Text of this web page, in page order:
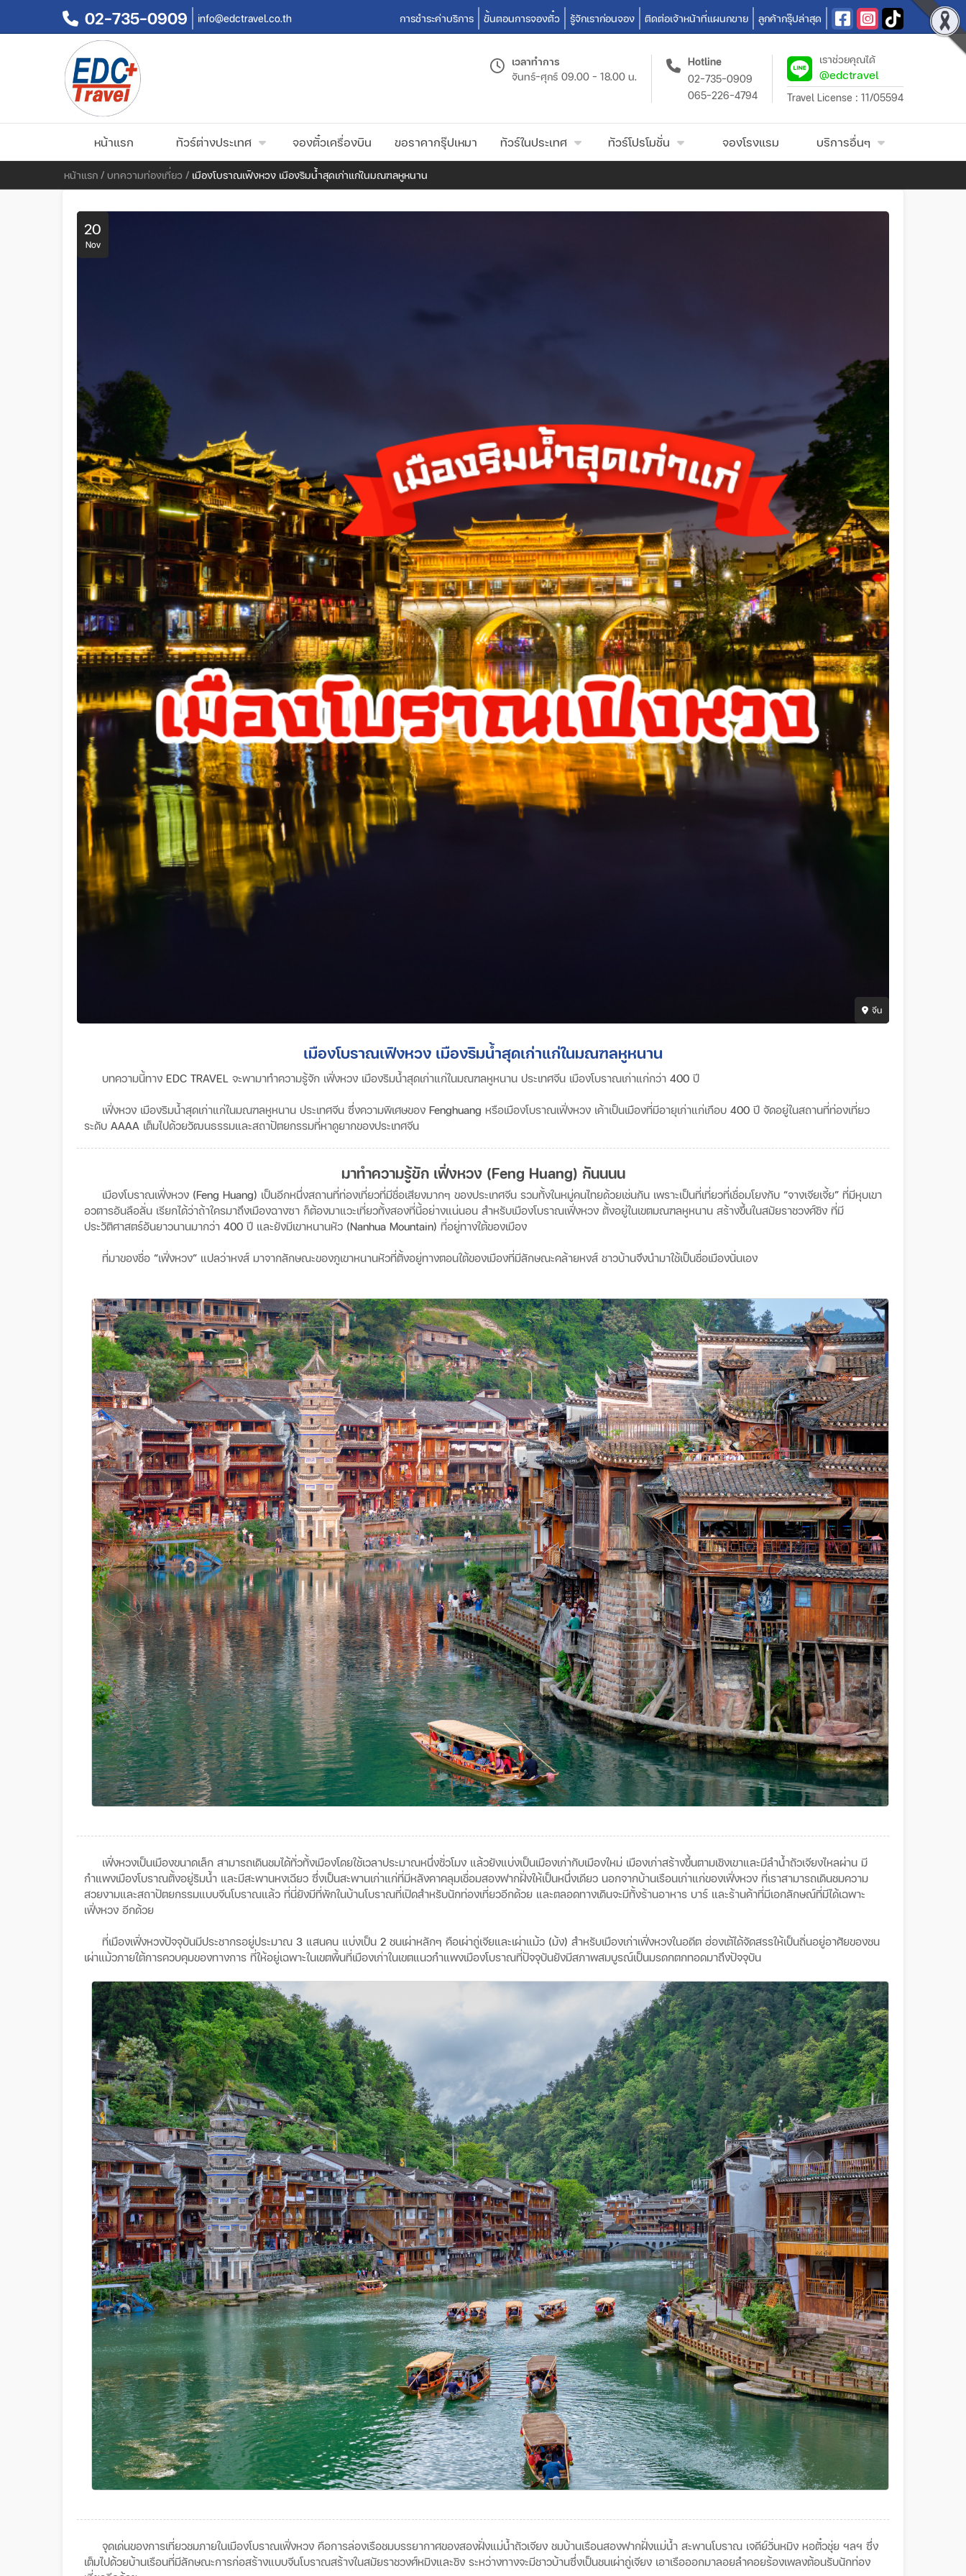
02-735-0909 info@edctravel.co.th การชำระค่าบริการ ขั้นตอนการจองตั๋ว รู้จักเราก่อนจอง ติดต่อเจ้าหน้าที่แผนกขาย ลูกค้ากรุ๊ปล่าสุด
เวลาทำการ
จันทร์-ศุกร์ 09.00 - 18.00 น.
Hotline
02-735-0909
065-226-4794
เราช่วยคุณได้
@edctravel
Travel License : 11/05594
หน้าแรก ทัวร์ต่างประเทศ จองตั๋วเครื่องบิน ขอราคากรุ๊ปเหมา ทัวร์ในประเทศ ทัวร์โปรโมชั่น จองโรงแรม บริการอื่นๆ
หน้าแรก / บทความท่องเที่ยว / เมืองโบราณเฟิงหวง เมืองริมน้ำสุดเก่าแก่ในมณฑลหูหนาน
20
Nov
จีน
เมืองโบราณเฟิงหวง เมืองริมน้ำสุดเก่าแก่ในมณฑลหูหนาน
บทความนี้ทาง EDC TRAVEL จะพามาทำความรู้จัก เฟิ่งหวง เมืองริมน้ำสุดเก่าแก่ในมณฑลหูหนาน ประเทศจีน เมืองโบราณเก่าแก่กว่า 400 ปี
เฟิ่งหวง เมืองริมน้ำสุดเก่าแก่ในมณฑลหูหนาน ประเทศจีน ซึ่งความพิเศษของ Fenghuang หรือเมืองโบราณเฟิ่งหวง เค้าเป็นเมืองที่มีอายุเก่าแก่เกือบ 400 ปี จัดอยู่ในสถานที่ท่องเที่ยว
ระดับ AAAA เต็มไปด้วยวัฒนธรรมและสถาปัตยกรรมที่หาดูยากของประเทศจีน
มาทำความรู้ขัก เฟิ่งหวง (Feng Huang) กันนนน
เมืองโบราณเฟิ่งหวง (Feng Huang) เป็นอีกหนึ่งสถานที่ท่องเที่ยวที่มีชื่อเสียงมากๆ ของประเทศจีน รวมทั้งในหมู่คนไทยด้วยเช่นกัน เพราะเป็นที่เที่ยวที่เชื่อมโยงกับ “จางเจียเจี้ย” ที่มีหุบเขา
อวตารอันลือลั่น เรียกได้ว่าถ้าใครมาถึงเมืองฉางซา ก็ต้องมาแวะเที่ยวทั้งสองที่นี้อย่างแน่นอน สำหรับเมืองโบราณเฟิ่งหวง ตั้งอยู่ในเขตมณฑลหูหนาน สร้างขึ้นในสมัยราชวงศ์ชิง ที่มี
ประวัติศาสตร์อันยาวนานมากว่า 400 ปี และยังมีเขาหนานหัว (Nanhua Mountain) ที่อยู่ทางใต้ของเมือง
ที่มาของชื่อ “เฟิ่งหวง” แปลว่าหงส์ มาจากลักษณะของภูเขาหนานหัวที่ตั้งอยู่ทางตอนใต้ของเมืองที่มีลักษณะคล้ายหงส์ ชาวบ้านจึงนำมาใช้เป็นชื่อเมืองนั่นเอง
เฟิ่งหวงเป็นเมืองขนาดเล็ก สามารถเดินชมได้ทั่วทั้งเมืองโดยใช้เวลาประมาณหนึ่งชั่วโมง แล้วยังแบ่งเป็นเมืองเก่ากับเมืองใหม่ เมืองเก่าสร้างขึ้นตามเชิงเขาและมีลำน้ำถัวเจียงไหลผ่าน มี
กำแพงเมืองโบราณตั้งอยู่ริมน้ำ และมีสะพานหงเฉียว ซึ่งเป็นสะพานเก่าแก่ที่มีหลังคาคลุมเชื่อมสองฟากฝั่งให้เป็นหนึ่งเดียว นอกจากบ้านเรือนเก่าแก่ของเฟิ่งหวง ที่เราสามารถเดินชมความ
สวยงามและสถาปัตยกรรมแบบจีนโบราณแล้ว ที่นี่ยังมีที่พักในบ้านโบราณที่เปิดสำหรับนักท่องเที่ยวอีกด้วย และตลอดทางเดินจะมีทั้งร้านอาหาร บาร์ และร้านค้าที่มีเอกลักษณ์ที่มีได้เฉพาะ
เฟิ่งหวง อีกด้วย
ที่เมืองเฟิ่งหวงปัจจุบันมีประชากรอยู่ประมาณ 3 แสนคน แบ่งเป็น 2 ชนเผ่าหลักๆ คือเผ่าถู่เจียและเผ่าแม้ว (ม้ง) สำหรับเมืองเก่าเฟิ่งหวงในอดีต ฮ่องเต้ได้จัดสรรให้เป็นถิ่นอยู่อาศัยของชน
เผ่าแม้วภายใต้การควบคุมของทางการ ที่ให้อยู่เฉพาะในเขตพื้นที่เมืองเก่าในเขตแนวกำแพงเมืองโบราณที่ปัจจุบันยังมีสภาพสมบูรณ์เป็นมรดกตกทอดมาถึงปัจจุบัน
จุดเด่นของการเที่ยวชมภายในเมืองโบราณเฟิ่งหวง คือการล่องเรือชมบรรยากาศของสองฝั่งแม่น้ำถัวเจียง ชมบ้านเรือนสองฟากฝั่งแม่น้ำ สะพานโบราณ เจดีย์วั่นหมิง หอตั๋วชุ่ย ฯลฯ ซึ่ง
เต็มไปด้วยบ้านเรือนที่มีลักษณะการก่อสร้างแบบจีนโบราณสร้างในสมัยราชวงศ์หมิงและชิง ระหว่างทางจะมีชาวบ้านซึ่งเป็นชนเผ่าถู่เจียง เอาเรือออกมาลอยลำคอยร้องเพลงต้อนรับนักท่อง